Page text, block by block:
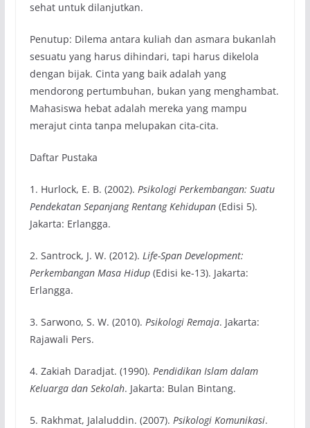
sehat untuk dilanjutkan.
Penutup: Dilema antara kuliah dan asmara bukanlah
sesuatu yang harus dihindari, tapi harus dikelola
dengan bijak. Cinta yang baik adalah yang
mendorong pertumbuhan, bukan yang menghambat.
Mahasiswa hebat adalah mereka yang mampu
merajut cinta tanpa melupakan cita-cita.
Daftar Pustaka
1. Hurlock, E. B. (2002). Psikologi Perkembangan: Suatu
Pendekatan Sepanjang Rentang Kehidupan(Edisi 5).
Jakarta: Erlangga.
2. Santrock, J. W. (2012). Life-Span Development:
Perkembangan Masa Hidup(Edisi ke-13). Jakarta:
Erlangga.
3. Sarwono, S. W. (2010). Psikologi Remaja. Jakarta:
Rajawali Pers.
4. Zakiah Daradjat. (1990). Pendidikan Islam dalam
Keluarga dan Sekolah. Jakarta: Bulan Bintang.
5. Rakhmat, Jalaluddin. (2007). Psikologi Komunikasi.